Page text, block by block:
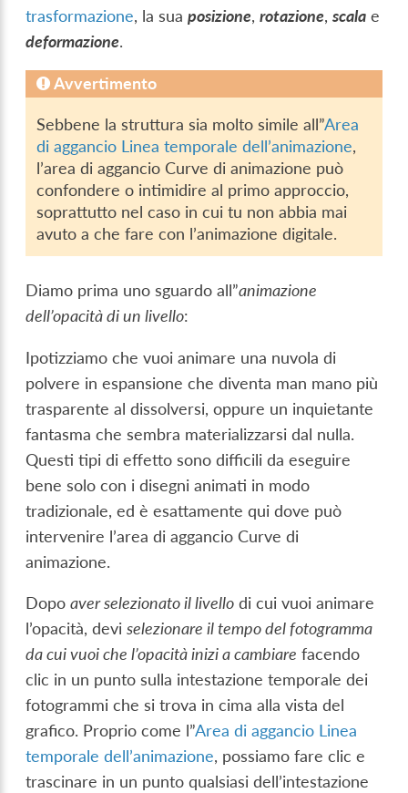
trasformazione, la suaposizione,rotazione,scala e
deformazione.
Avvertimento
Sebbene la struttura sia molto simile all”Area
di aggancio Linea temporale dell’animazione,
l’area di aggancio Curve di animazione può
confondere o intimidire al primo approccio,
soprattutto nel caso in cui tu non abbia mai
avuto a che fare con l’animazione digitale.
Diamo prima uno sguardo all”animazione
dell’opacità di un livello:
Ipotizziamo che vuoi animare una nuvola di
polvere in espansione che diventa man mano più
trasparente al dissolversi, oppure un inquietante
fantasma che sembra materializzarsi dal nulla.
Questi tipi di effetto sono difficili da eseguire
bene solo con i disegni animati in modo
tradizionale, ed è esattamente qui dove può
intervenire l’area di aggancio Curve di
animazione.
Dopoaver selezionato il livello di cui vuoi animare
l’opacità, deviselezionare il tempo del fotogramma
da cui vuoi che l’opacità inizi a cambiare facendo
clic in un punto sulla intestazione temporale dei
fotogrammi che si trova in cima alla vista del
grafico. Proprio come l”Area di aggancio Linea
temporale dell’animazione, possiamo fare clic e
trascinare in un punto qualsiasi dell’intestazione